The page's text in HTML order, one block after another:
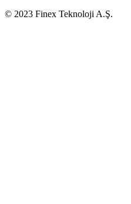
© 2023 Finex Teknoloji A.Ş.